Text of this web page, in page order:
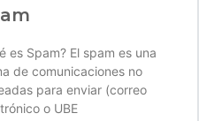
es Spam? El spam es una
de comunicaciones no
para enviar (correo
o UBE